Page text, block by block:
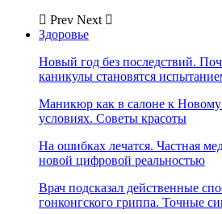
Prev Next
Здоровье
Новый год без последствий.
каникулы становятся
Маникюр как в салоне к
условиях. Советы красоты
На ошибках лечатся. Частная
новой цифровой реальностью
Врач подсказал действенные
гонконгского гриппа. Точные